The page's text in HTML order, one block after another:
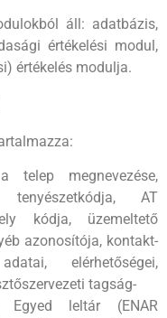
áll: adatbázis,
értékelési modul,
értékelés modulja.
telep megnevezése,
AT
kódja, üzemeltető
azonosítója, kontakt-
elérhetőségei,
tagság-
Egyed leltár (ENAR